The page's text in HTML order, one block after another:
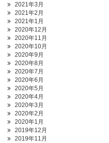
2021年3月
2021年2月
2021年1月
2020年12月
2020年11月
2020年10月
2020年9月
2020年8月
2020年7月
2020年6月
2020年5月
2020年4月
2020年3月
2020年2月
2020年1月
2019年12月
2019年11月